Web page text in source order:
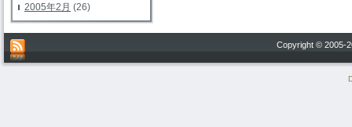
2005年2月 (26)
Copyright © 2005-